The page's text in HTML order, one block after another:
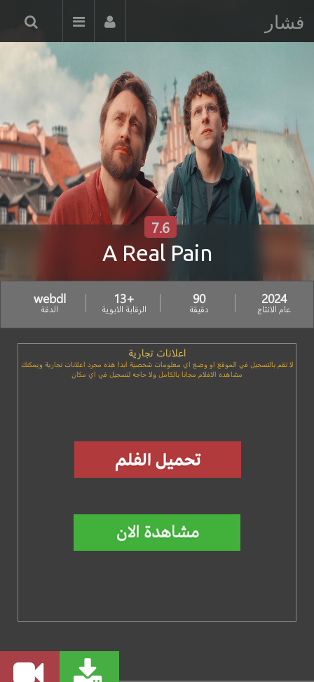
فشار
A Real Pain
7.6
2024
عام الانتاج
90
دقيقة
+13
الرقابة الابوية
webdl
الدقة
اعلانات تجارية
لا تقم بالتسجيل في الموقع او وضع اي معلومات شخصية ابدا هذه مجرد اعلانات تجارية ويمكنك
مشاهده الافلام مجانا بالكامل ولا حاجه لتسجيل في اي مكان